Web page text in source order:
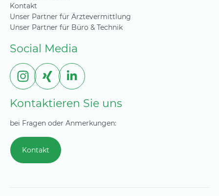
Kontakt
Unser Partner für Ärztevermittlung
Unser Partner für Büro & Technik
Social Media
Kontaktieren Sie uns
bei Fragen oder Anmerkungen:
Kontakt